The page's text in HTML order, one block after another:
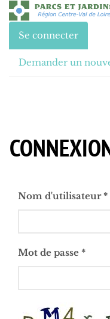
Aller
au
contenu
principal
Onglets
principaux
Se connecter
actif)
Demander un
Nom d'utilisateur *
Mot de passe *